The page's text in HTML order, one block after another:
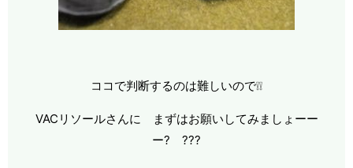
ココで判断するのは難しいので❕❕
VACリソールさんに まずはお願いしてみましょーー
ー? ???